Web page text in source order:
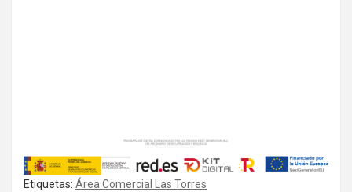
Etiquetas: Área Comercial Las Torres